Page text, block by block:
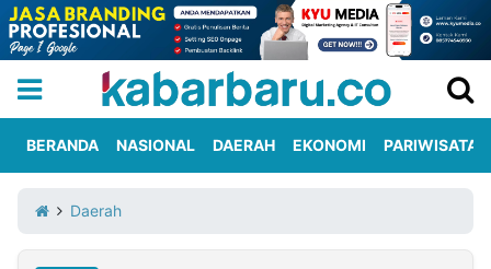
Iklan
Berita
Kami
BERANDA NASIONAL DAERAH EKONOMI PARIWISATA
Daerah